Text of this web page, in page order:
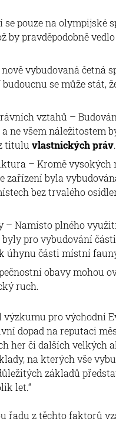
pouze na olympijské
by pravděpodobně
nově vybudovaná četná
budoucnu se může stát,
vztahů –
všem náležitostem
titulu vlastnických práv.
– Kromě vysokých
zařízení byla
bez trvalého
Namísto plného
pro vybudování
úhynu části místní
obavy mohou
ruch.
výzkumu pro východní
dopad na reputaci
her či dalších velkých
na kterých vše
základů
let.“
řadu z těchto faktorů